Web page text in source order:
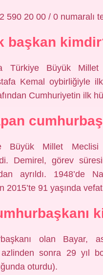
590 20 00 / 0 numaralı
başkan
Türkiye Büyük
Kemal oybirliğiyle
Cumhuriyetin ilk
Büyük Millet Meclisi
Demirel, görev
ayrıldı. 1948’de
91 yaşında
olan Bayar,
azlinden sonra 29 yıl
oturdu).